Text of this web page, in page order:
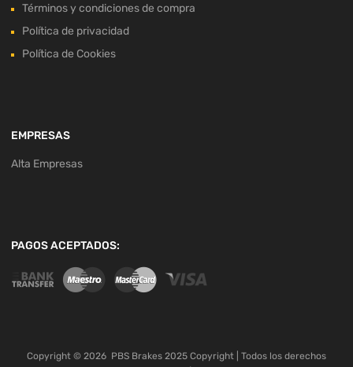
Términos y condiciones de compra
Política de privacidad
Política de Cookies
EMPRESAS
Alta Empresas
PAGOS ACEPTADOS:
Copyright © 2026 PBS Brakes 2025 Copyright | Todos los derechos